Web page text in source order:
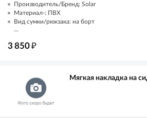
Производитель/Бренд: Solar
Материал-: ПВХ
Вид сумки/рюкзака: на борт
...
3 850₽
Мягкая накладка на